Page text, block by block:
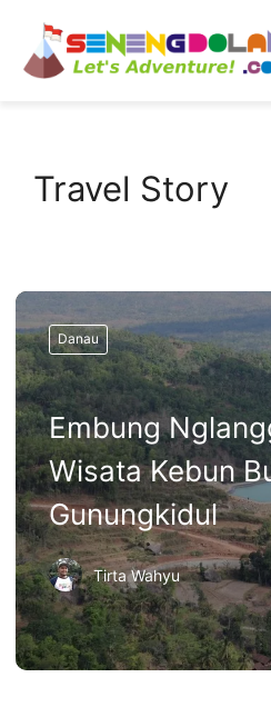
content
Travel Story
Danau
Embung
Wisata Kebun
Gunungkidul
Tirta Wahyu